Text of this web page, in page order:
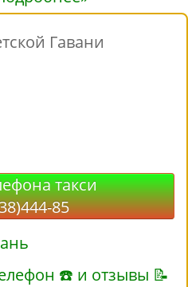
Гавани
такси
85
☎ и отзывы 📝